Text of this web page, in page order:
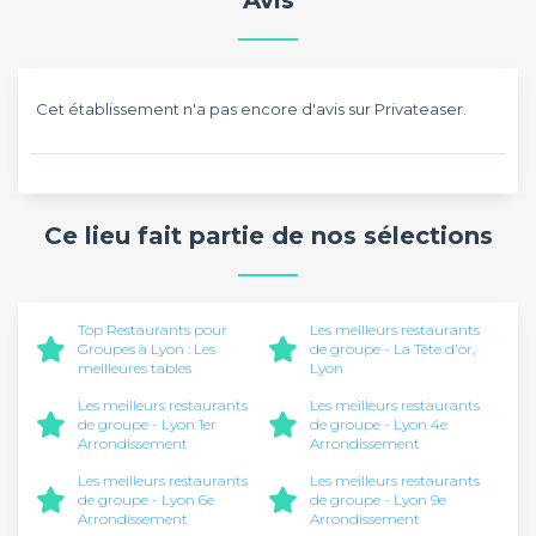
Cet établissement n'a pas encore d'avis sur Privateaser.
Ce lieu fait partie de nos sélections
Top Restaurants pour
Groupes à Lyon : Les
meilleures tables
Les meilleurs restaurants
de groupe - La Tête d'or,
Lyon
Les meilleurs restaurants
de groupe - Lyon 1er
Arrondissement
Les meilleurs restaurants
de groupe - Lyon 4e
Arrondissement
Les meilleurs restaurants
de groupe - Lyon 6e
Arrondissement
Les meilleurs restaurants
de groupe - Lyon 9e
Arrondissement